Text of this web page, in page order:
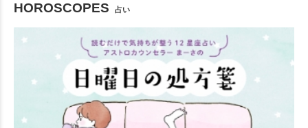
HOROSCOPES 占い